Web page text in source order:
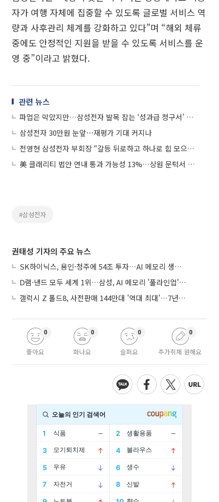
자가 여행 자체에 집중할 수 있도록 글로벌 서비스 역
량과 사후관리 체계를 강화하고 있다”며 “해외 체류
중에도 안정적인 지원을 받을 수 있도록 서비스를 운
영 중”이라고 밝혔다.
관련 뉴스
파업은 막았지만…삼성전자 발목 잡는 ‘성과급 청구서’ 후폭풍
삼성전자 30만원 눈앞⋯재평가 기대 커지나
전영현 삼성전자 부회장 “갈등 뒤로하고 하나로 힘 모으자”…결속 강조
美 클래리티 법안 연내 통과 가능성 13%…상원 문턱서 제동
#삼성전자
권태성 기자의 주요 뉴스
SK하이닉스, 용인·청주에 54조 투자…AI 메모리 생산기지 키운다
D램·낸드 모두 세계 1위…삼성, AI 메모리 '풀라인업'으로 승부
갤럭시 Z 폴드8, 사전판매 144만대 '역대 최대'…7년만에 갤노트10 기록 넘어
좋아요
0
화나요
0
슬퍼요
0
추가취재 원해요
0